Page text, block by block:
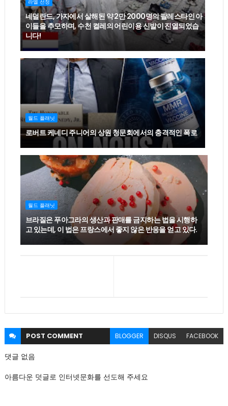
라엘 선정
네덜란드, 가자에서 살해된 약 2만 2000명의 팔레스타인 아
이들을 추모하며, 수천 켤레의 어린이용 신발이 진열되었습
니다!
월드 플래닛
로버트 케네디 주니어의 상원 청문회에서의 충격적인 폭로
월드 플래닛
브라질은 푸아그라의 생산과 판매를 금지하는 법을 시행하
고 있는데, 이 법은 프랑스에서 좋지 않은 반응을 얻고 있다.
POST COMMENT BLOGGER DISQUS FACEBOOK
댓글 없음
아름다운 덧글로 인터넷문화를 선도해 주세요